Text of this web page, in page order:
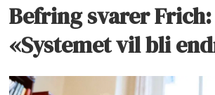
Befring svarer Frich:
«Systemet vil bli